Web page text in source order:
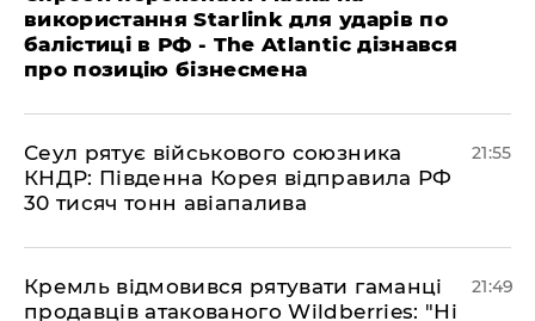
використання Starlink для ударів по
балістиці в РФ - The Atlantic дізнався
про позицію бізнесмена
​Сеул рятує військового союзника
КНДР: Південна Корея відправила РФ
30 тисяч тонн авіапалива
21:55
​Кремль відмовився рятувати гаманці
продавців атакованого Wildberries: "Ні
21:49